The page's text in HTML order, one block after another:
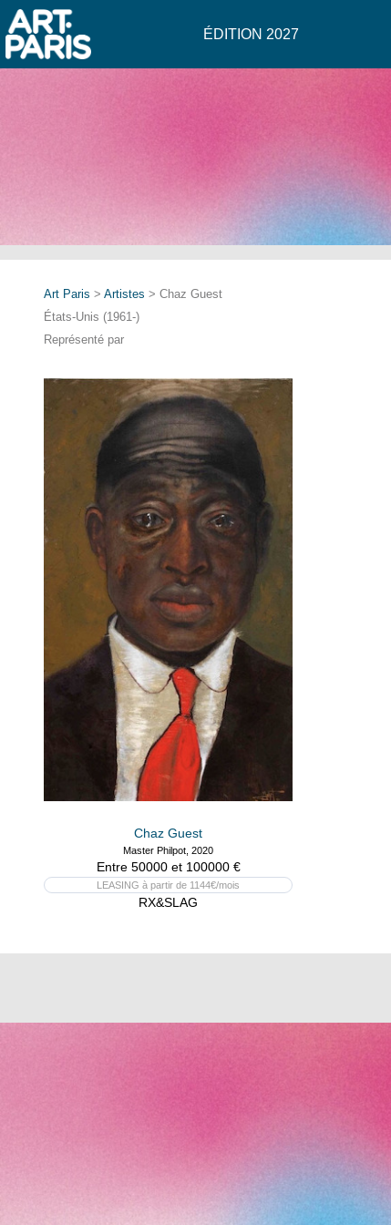
ÉDITION 2027
Art Paris > Artistes > Chaz Guest
États-Unis (1961-)
Représenté par
Chaz Guest
Master Philpot, 2020
Entre 50000 et 100000 €
LEASING à partir de 1144€/mois
RX&SLAG